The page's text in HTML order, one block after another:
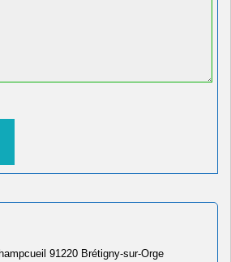
91220 Brétigny-sur-Orge